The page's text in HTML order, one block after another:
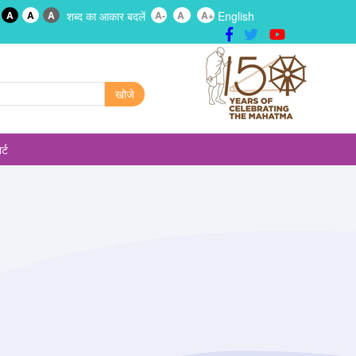
A A A शब्द का आकार बदलें A- A A+ English